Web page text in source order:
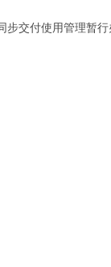
交付使用管理暂